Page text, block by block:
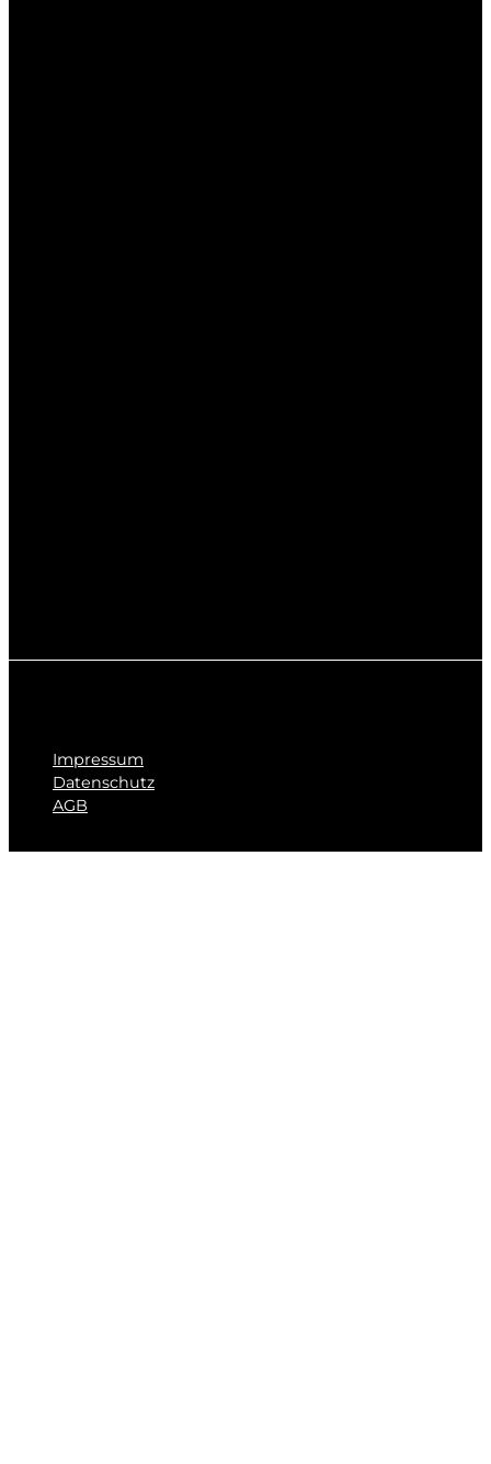
Impressum
Datenschutz
AGB